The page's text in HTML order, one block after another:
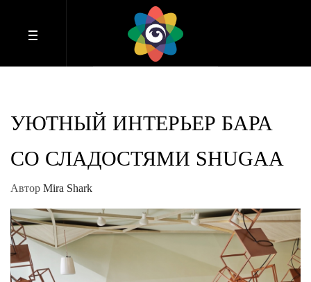
УЮТНЫЙ ИНТЕРЬЕР БАРА
СО СЛАДОСТЯМИ SHUGAA
Автор Mira Shark